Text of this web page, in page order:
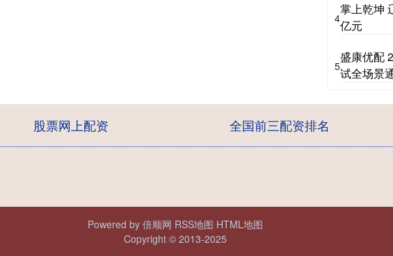
4
掌上乾坤
亿元
5
盛康优配
试全场景
股票网上配资 全国前三配资排名
Powered by 倍顺网 RSS地图 HTML地图
Copyright © 2013-2025